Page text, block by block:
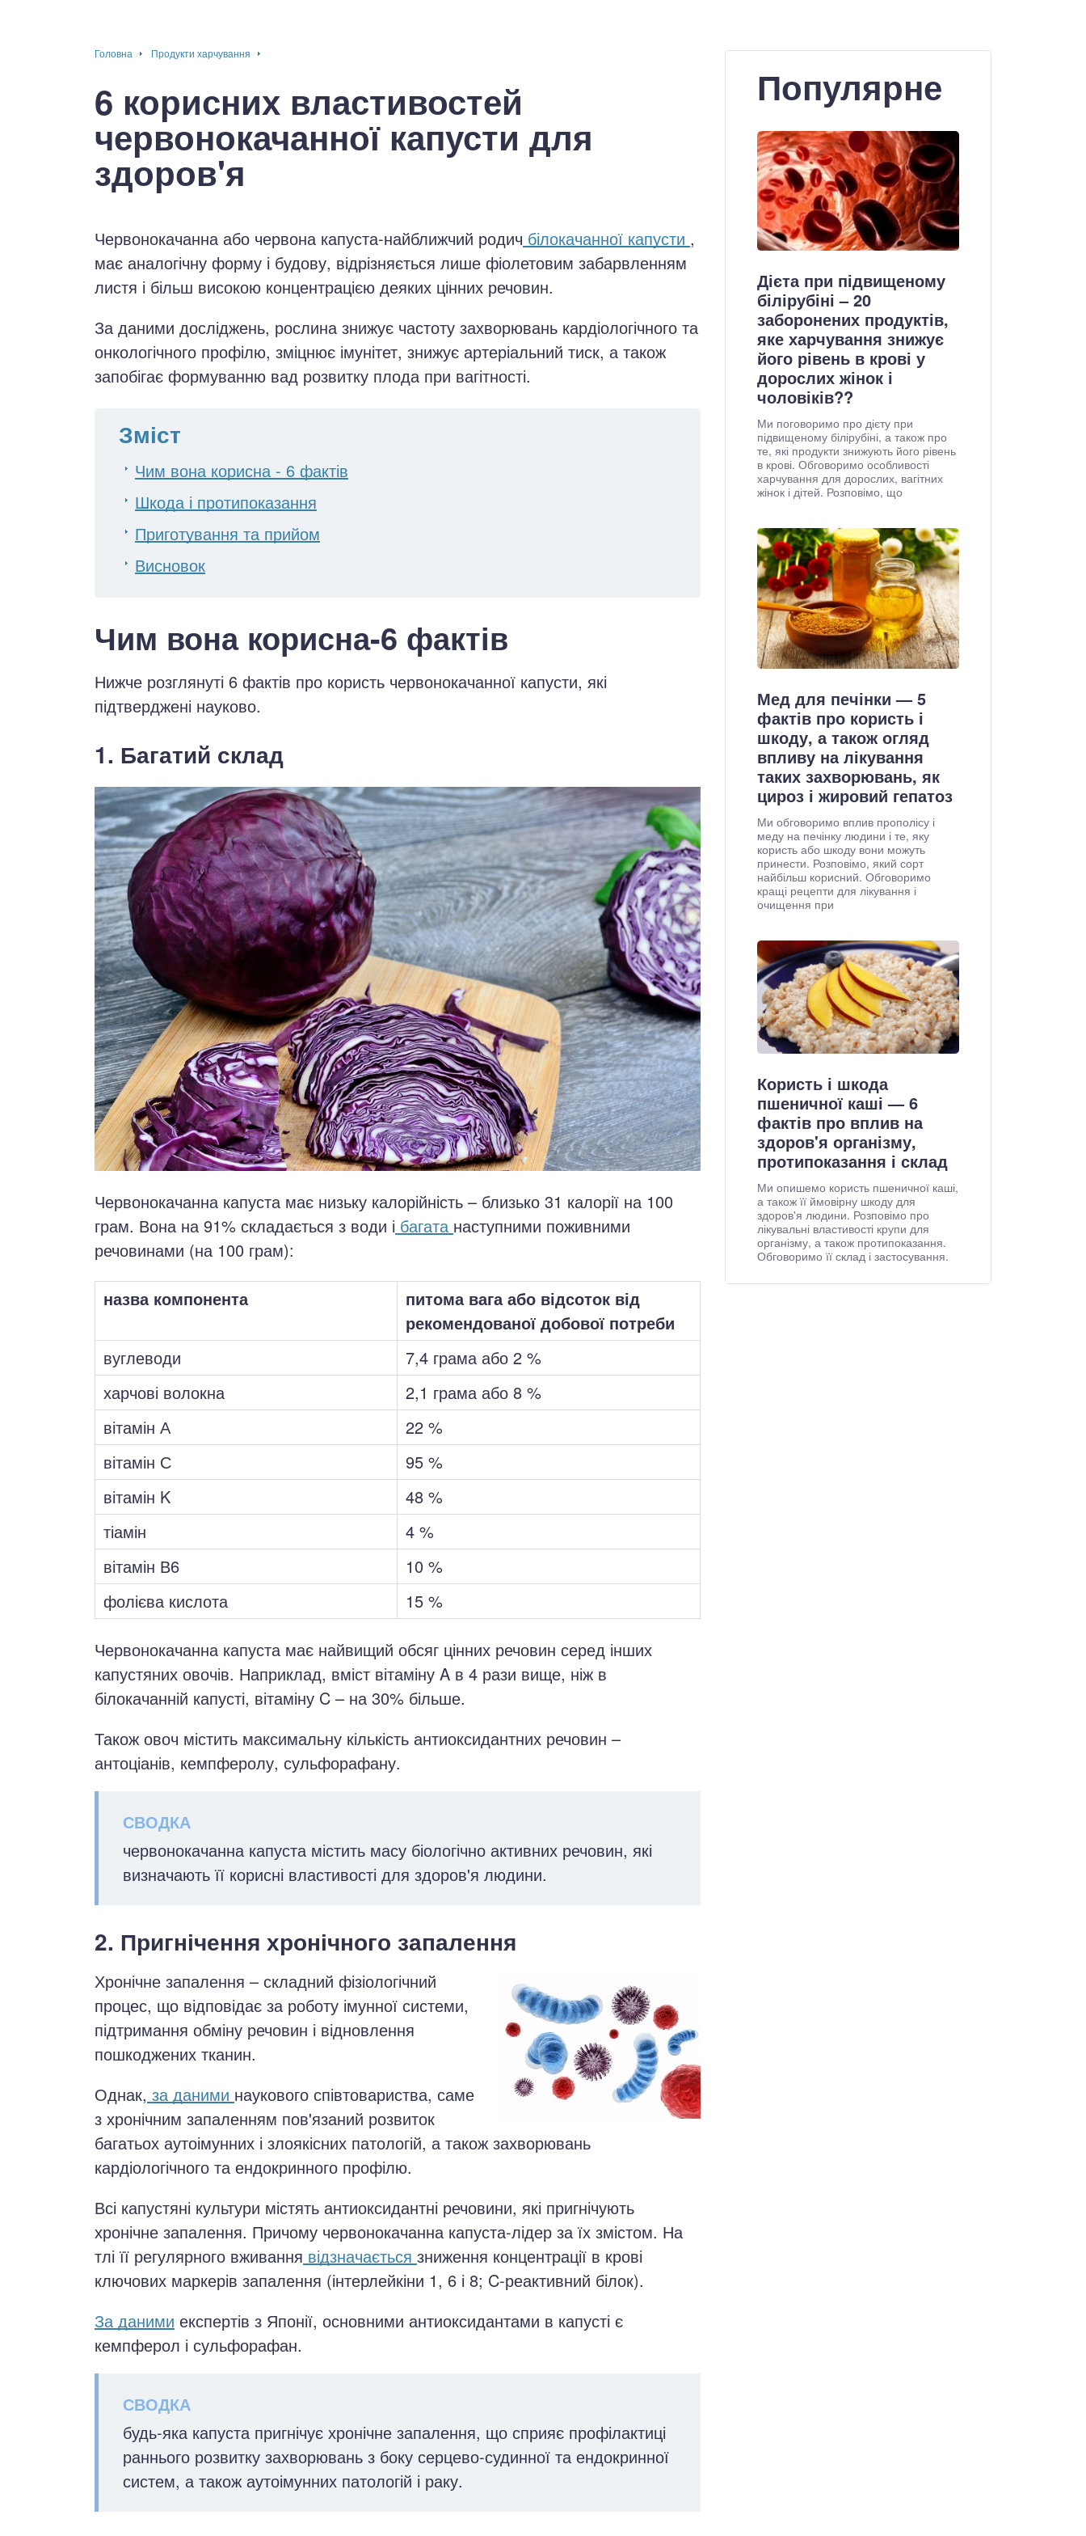
Головна Продукти харчування
6 корисних властивостей
червонокачанної капусти для
здоров'я
Червонокачанна або червона капуста-найближчий родич білокачанної капусти ,
має аналогічну форму і будову, відрізняється лише фіолетовим забарвленням
листя і більш високою концентрацією деяких цінних речовин.
За даними досліджень, рослина знижує частоту захворювань кардіологічного та
онкологічного профілю, зміцнює імунітет, знижує артеріальний тиск, а також
запобігає формуванню вад розвитку плода при вагітності.
Зміст
Чим вона корисна - 6 фактів
Шкода і протипоказання
Приготування та прийом
Висновок
Чим вона корисна-6 фактів
Нижче розглянуті 6 фактів про користь червонокачанної капусти, які
підтверджені науково.
1. Багатий склад
Червонокачанна капуста має низьку калорійність – близько 31 калорії на 100
грам. Вона на 91% складається з води і багата наступними поживними
речовинами (на 100 грам):
назва компонента
питома вага або відсоток від
рекомендованої добової потреби
вуглеводи
7,4 грама або 2 %
харчові волокна
2,1 грама або 8 %
вітамін А
22 %
вітамін С
95 %
вітамін K
48 %
тіамін
4 %
вітамін В6
10 %
фолієва кислота
15 %
Червонокачанна капуста має найвищий обсяг цінних речовин серед інших
капустяних овочів. Наприклад, вміст вітаміну A в 4 рази вище, ніж в
білокачанній капусті, вітаміну C – на 30% більше.
Також овоч містить максимальну кількість антиоксидантних речовин –
антоціанів, кемпферолу, сульфорафану.
червонокачанна капуста містить масу біологічно активних речовин, які
визначають її корисні властивості для здоров'я людини.
2. Пригнічення хронічного запалення
Хронічне запалення – складний фізіологічний
процес, що відповідає за роботу імунної системи,
підтримання обміну речовин і відновлення
пошкоджених тканин.
Однак, за даними наукового співтовариства, саме
з хронічним запаленням пов'язаний розвиток
багатьох аутоімунних і злоякісних патологій, а також захворювань
кардіологічного та ендокринного профілю.
Всі капустяні культури містять антиоксидантні речовини, які пригнічують
хронічне запалення. Причому червонокачанна капуста-лідер за їх змістом. На
тлі її регулярного вживання відзначається зниження концентрації в крові
ключових маркерів запалення (інтерлейкіни 1, 6 і 8; C-реактивний білок).
За даними експертів з Японії, основними антиоксидантами в капусті є
кемпферол і сульфорафан.
будь-яка капуста пригнічує хронічне запалення, що сприяє профілактиці
раннього розвитку захворювань з боку серцево-судинної та ендокринної
систем, а також аутоімунних патологій і раку.
Популярне
Дієта при підвищеному
білірубіні – 20
заборонених продуктів,
яке харчування знижує
його рівень в крові у
дорослих жінок і
чоловіків??
Ми поговоримо про дієту при
підвищеному білірубіні, а також про
те, які продукти знижують його рівень
в крові. Обговоримо особливості
харчування для дорослих, вагітних
жінок і дітей. Розповімо, що
Мед для печінки — 5
фактів про користь і
шкоду, а також огляд
впливу на лікування
таких захворювань, як
цироз і жировий гепатоз
Ми обговоримо вплив прополісу і
меду на печінку людини і те, яку
користь або шкоду вони можуть
принести. Розповімо, який сорт
найбільш корисний. Обговоримо
кращі рецепти для лікування і
очищення при
Користь і шкода
пшеничної каші — 6
фактів про вплив на
здоров'я організму,
протипоказання і склад
Ми опишемо користь пшеничної каші,
а також її ймовірну шкоду для
здоров'я людини. Розповімо про
лікувальні властивості крупи для
організму, а також протипоказання.
Обговоримо її склад і застосування.
суглоби, м'язи